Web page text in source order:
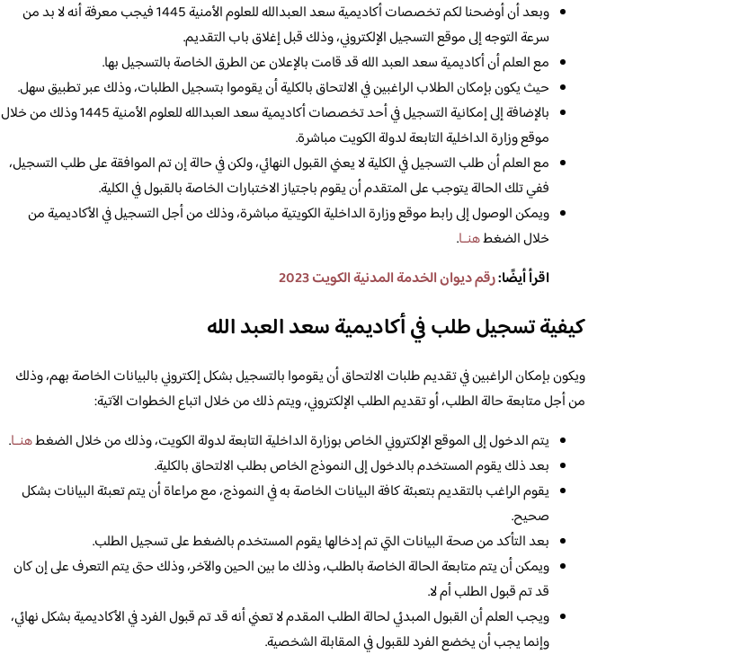
وبعد أن أوضحنا لكم تخصصات أكاديمية سعد العبدالله للعلوم الأمنية 1445 فيجب معرفة أنه لا بد من
سرعة التوجه إلى موقع التسجيل الإلكتروني، وذلك قبل إغلاق باب التقديم.
مع العلم أن أكاديمية سعد العبد الله قد قامت بالإعلان عن الطرق الخاصة بالتسجيل بها.
حيث يكون بإمكان الطلاب الراغبين في الالتحاق بالكلية أن يقوموا بتسجيل الطلبات، وذلك عبر تطبيق سهل.
بالإضافة إلى إمكانية التسجيل في أحد تخصصات أكاديمية سعد العبدالله للعلوم الأمنية 1445 وذلك من خلال
موقع وزارة الداخلية التابعة لدولة الكويت مباشرة.
مع العلم أن طلب التسجيل في الكلية لا يعني القبول النهائي، ولكن في حالة إن تم الموافقة على طلب التسجيل،
ففي تلك الحالة يتوجب على المتقدم أن يقوم باجتياز الاختبارات الخاصة بالقبول في الكلية.
ويمكن الوصول إلى رابط موقع وزارة الداخلية الكويتية مباشرة، وذلك من أجل التسجيل في الأكاديمية من
خلال الضغطهنــا.
اقرأ أيضًا:رقم ديوان الخدمة المدنية الكويت 2023
كيفية تسجيل طلب في أكاديمية سعد العبد الله
ويكون بإمكان الراغبين في تقديم طلبات الالتحاق أن يقوموا بالتسجيل بشكل إلكتروني بالبيانات الخاصة بهم، وذلك
من أجل متابعة حالة الطلب، أو تقديم الطلب الإلكتروني، ويتم ذلك من خلال اتباع الخطوات الآتية:
يتم الدخول إلى الموقع الإلكتروني الخاص بوزارة الداخلية التابعة لدولة الكويت، وذلك من خلال الضغطهنــا.
بعد ذلك يقوم المستخدم بالدخول إلى النموذج الخاص بطلب الالتحاق بالكلية.
يقوم الراغب بالتقديم بتعبئة كافة البيانات الخاصة به في النموذج، مع مراعاة أن يتم تعبئة البيانات بشكل
صحيح.
بعد التأكد من صحة البيانات التي تم إدخالها يقوم المستخدم بالضغط على تسجيل الطلب.
ويمكن أن يتم متابعة الحالة الخاصة بالطلب، وذلك ما بين الحين والآخر، وذلك حتى يتم التعرف على إن كان
قد تم قبول الطلب أم لا.
ويجب العلم أن القبول المبدئي لحالة الطلب المقدم لا تعني أنه قد تم قبول الفرد في الأكاديمية بشكل نهائي،
وإنما يجب أن يخضع الفرد للقبول في المقابلة الشخصية.